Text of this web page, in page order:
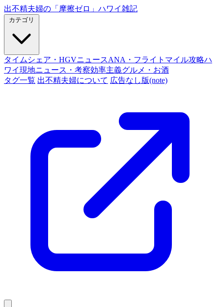
出不精夫婦の 「摩擦ゼロ」 ハワイ雑記
タイムシェア・HGVニュースANA・フライトマイル攻略ハ
ワイ現地ニュース・考察効率主義グルメ・お酒
タグ一覧 出不精夫婦について 広告なし版(note)